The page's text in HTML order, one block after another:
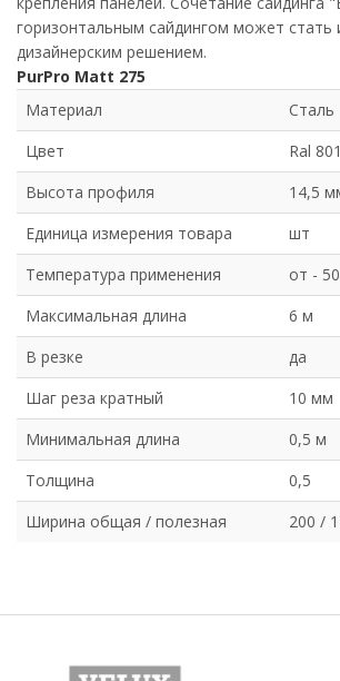
горизонтальным сайдингом может стать
дизайнерским решением.
PurPro Matt 275
Материал
Сталь
Цвет
Ral
Высота профиля
14,5
Единица измерения товара
шт
Температура применения
от -
Максимальная длина
6 м
В резке
да
Шаг реза кратный
10 мм
Минимальная длина
0,5 м
Толщина
0,5
Ширина общая / полезная
200 /